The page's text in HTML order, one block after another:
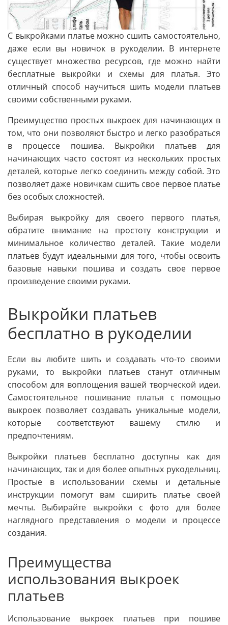
С выкройками платье можно сшить самостоятельно,
даже если вы новичок в рукоделии. В интернете
существует множество ресурсов, где можно найти
бесплатные выкройки и схемы для платья. Это
отличный способ научиться шить модели платьев
своими собственными руками.
Преимущество простых выкроек для начинающих в
том, что они позволяют быстро и легко разобраться
в процессе пошива. Выкройки платьев для
начинающих часто состоят из нескольких простых
деталей, которые легко соединить между собой. Это
позволяет даже новичкам сшить свое первое платье
без особых сложностей.
Выбирая выкройку для своего первого платья,
обратите внимание на простоту конструкции и
минимальное количество деталей. Такие модели
платьев будут идеальными для того, чтобы освоить
базовые навыки пошива и создать свое первое
произведение своими руками.
Выкройки платьев
бесплатно в рукоделии
Если вы любите шить и создавать что-то своими
руками, то выкройки платьев станут отличным
способом для воплощения вашей творческой идеи.
Самостоятельное пошивание платья с помощью
выкроек позволяет создавать уникальные модели,
которые соответствуют вашему стилю и
предпочтениям.
Выкройки платьев бесплатно доступны как для
начинающих, так и для более опытных рукодельниц.
Простые в использовании схемы и детальные
инструкции помогут вам сширить платье своей
мечты. Выбирайте выкройки с фото для более
наглядного представления о модели и процессе
создания.
Преимущества
использования выкроек
платьев
Использование выкроек платьев при пошиве